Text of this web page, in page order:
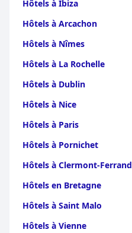
Hôtels à Ibiza
Hôtels à Arcachon
Hôtels à Nîmes
Hôtels à La Rochelle
Hôtels à Dublin
Hôtels à Nice
Hôtels à Paris
Hôtels à Pornichet
Hôtels à Clermont-Ferrand
Hôtels en Bretagne
Hôtels à Saint Malo
Hôtels à Vienne